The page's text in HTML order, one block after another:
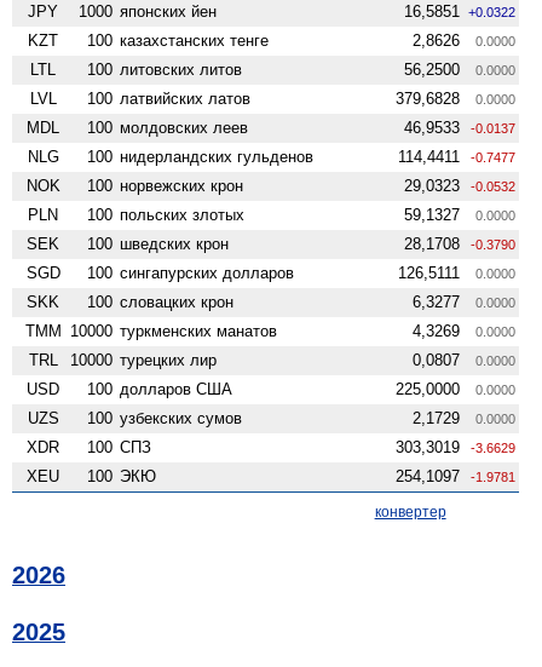
JPY 1000 японских йен 16,5851 +0.0322
KZT 100 казахстанских тенге 2,8626 0.0000
LTL 100 литовских литов 56,2500 0.0000
LVL 100 латвийских латов 379,6828 0.0000
MDL 100 молдовских леев 46,9533 -0.0137
NLG 100 нидерландских гульденов 114,4411 -0.7477
NOK 100 норвежских крон 29,0323 -0.0532
PLN 100 польских злотых 59,1327 0.0000
SEK 100 шведских крон 28,1708 -0.3790
SGD 100 сингапурских долларов 126,5111 0.0000
SKK 100 словацких крон 6,3277 0.0000
TMM 10000 туркменских манатов 4,3269 0.0000
TRL 10000 турецких лир 0,0807 0.0000
USD 100 долларов США 225,0000 0.0000
UZS 100 узбекских сумов 2,1729 0.0000
XDR 100 СПЗ 303,3019 -3.6629
XEU 100 ЭКЮ 254,1097 -1.9781
конвертер
2026
2025